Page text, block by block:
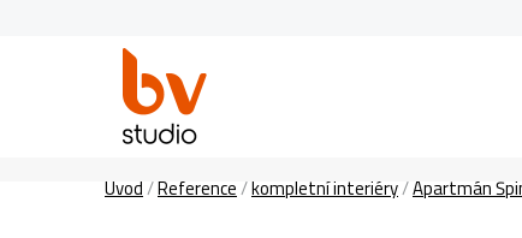
Úvod/Reference/kompletní interiéry/Apartmán